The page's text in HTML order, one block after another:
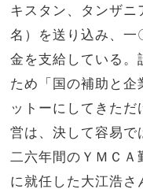
キスタン、タンザニ
名）を送り込み、一
金を支給している。
ため「国の補助と企
ットーにしてきた
営は、決して容易で
二六年間のＹＭＣ
に就任した大江浩さ